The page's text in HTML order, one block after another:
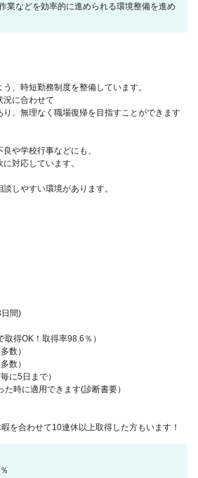
業などを効率的に進められる環境整備を進め
、時短勤務制度を整備しています。
況に合わせて
、無理なく職場復帰を目指すことができます
や学校行事などにも、
対応しています。
しやすい環境があります。
間)
得OK！取得率98.6％）
数）
数）
に5日まで）
時に適用できます(診断書要）
を合わせて10連休以上取得した方もいます！